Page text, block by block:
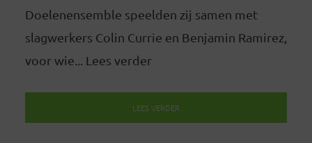
Doelenensemble speelden zij samen met
slagwerkers Colin Currie en Benjamin Ramirez,
voor wie... Lees verder
LEES VERDER